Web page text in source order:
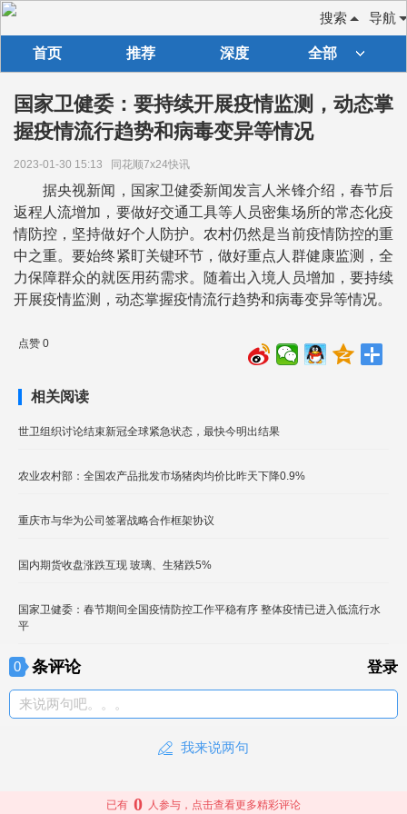
导航
搜索
首页 推荐 深度 全部
国家卫健委：要持续开展疫情监测，动态掌
握疫情流行趋势和病毒变异等情况
2023-01-30 15:13 同花顺7x24快讯
据央视新闻，国家卫健委新闻发言人米锋介绍，春节后
返程人流增加，要做好交通工具等人员密集场所的常态化疫
情防控，坚持做好个人防护。农村仍然是当前疫情防控的重
中之重。要始终紧盯关键环节，做好重点人群健康监测，全
力保障群众的就医用药需求。随着出入境人员增加，要持续
开展疫情监测，动态掌握疫情流行趋势和病毒变异等情况。
点赞 0
相关阅读
世卫组织讨论结束新冠全球紧急状态，最快今明出结果
农业农村部：全国农产品批发市场猪肉均价比昨天下降0.9%
重庆市与华为公司签署战略合作框架协议
国内期货收盘涨跌互现 玻璃、生猪跌5%
国家卫健委：春节期间全国疫情防控工作平稳有序 整体疫情已进入低流行水
平
0 条评论 登录
来说两句吧。。。
我来说两句
已有 0 人参与，点击查看更多精彩评论